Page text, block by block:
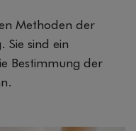
Methoden der
Sie sind ein
Bestimmung der